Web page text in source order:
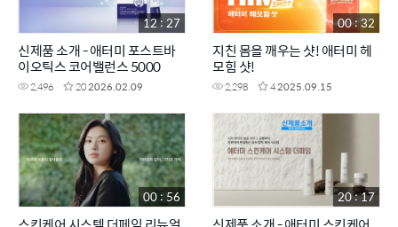
신제품 소개 - 애터미 포스트바
이오틱스 코어밸런스 5000
2,496 202026.02.09
12 : 27
지친 몸을 깨우는 샷! 애터미 헤
모힘 샷!
2,298 42025.09.15
00 : 32
00 : 56 20 : 17